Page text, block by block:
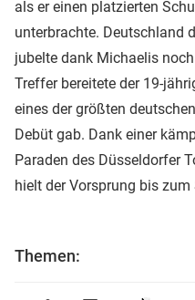
als er einen platzierten
unterbrachte. Deutschland
jubelte dank Michaelis
Treffer bereitete der 19-
eines der größten
Debüt gab. Dank einer
Paraden des Düsseldorfer
hielt der Vorsprung bis zum
Themen: